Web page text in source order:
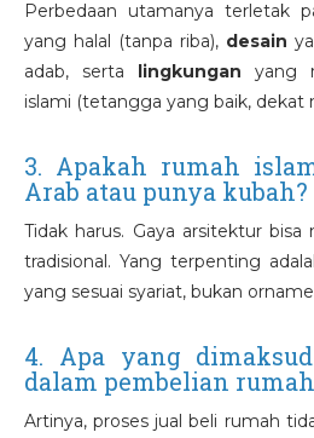
Perbedaan utamanya terletak
yang halal (tanpa riba), desain
adab, serta lingkungan yang
islami (tetangga yang baik, dekat
3. Apakah rumah
Arab atau punya kubah?
Tidak harus. Gaya arsitektur
tradisional. Yang terpenting
yang sesuai syariat, bukan
4. Apa yang
dalam pembelian
Artinya, proses jual beli rumah